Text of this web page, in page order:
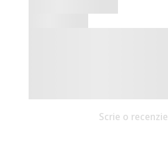
Scrie o recenzie